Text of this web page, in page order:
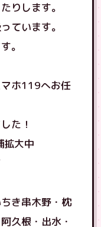
りします。
ています。
。
ホ119へお任
た！
拡大中
き串木野・枕
久根・出水・